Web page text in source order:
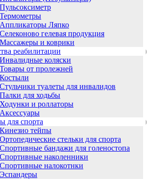
Пульсоксиметр
Термометры
Аппликаторы Ляпко
Селеконово гелевая продукция
Массажеры и коврики
реабилитации
Инвалидные коляски
Товары от пролежней
Костыли
Стульчики туалеты для инвалидов
Палки для ходьбы
Ходунки и роллаторы
Аксессуары
для спорта
Кинезио тейпы
Ортопедические стельки для спорта
Спортивные бандажи для голеностопа
Спортивные наколенники
Спортивные налокотнки
Эспандеры